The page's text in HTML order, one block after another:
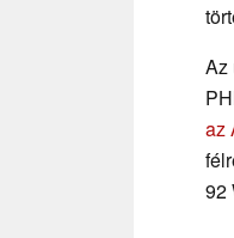
Az
az
92